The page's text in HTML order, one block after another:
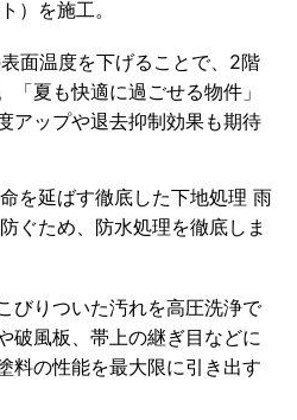
）を施工。
面温度を下げることで、2階
「夏も快適に過ごせる物件」
アップや退去抑制効果も期待
を延ばす徹底した下地処理 雨
ぐため、防水処理を徹底しま
びりついた汚れを高圧洗浄で
破風板、帯上の継ぎ目などに
料の性能を最大限に引き出す